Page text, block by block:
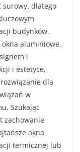
surowy, dlatego
budynków.
aluminiowe,
i
i estetyce,
dla
w
Szukając
zachowanie
okna
termicznej lub